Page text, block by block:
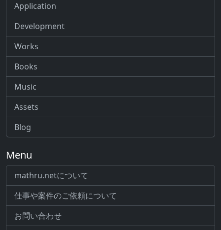
Application
Development
Works
Books
Music
Assets
Blog
Menu
mathru.netについて
仕事や案件のご依頼について
お問い合わせ